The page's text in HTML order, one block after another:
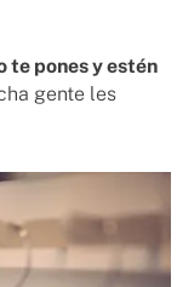
te pones y estén
gente les